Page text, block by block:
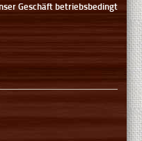
Geschäft betriebsbedingt